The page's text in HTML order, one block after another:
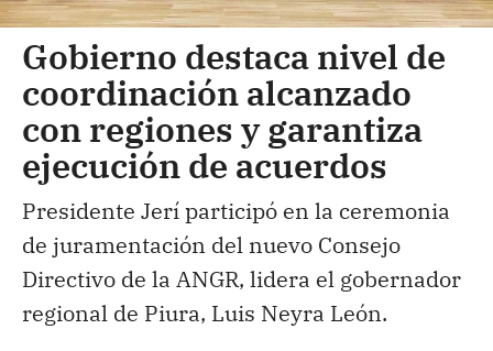
Gobierno destaca nivel de
coordinación alcanzado
con regiones y garantiza
ejecución de acuerdos
Presidente Jerí participó en la ceremonia
de juramentación del nuevo Consejo
Directivo de la ANGR, lidera el gobernador
regional de Piura, Luis Neyra León.